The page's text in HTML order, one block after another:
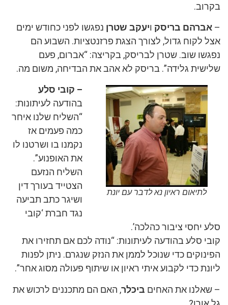
בקרוב.
– אברהם בריסק ויעקב שטרן נפגשו לפני כחודש ימים
אצל לקוח גדול, לצורך הצגת פרזנטציות. השבוע הם
נפגשו שוב. שטרן לבריסק, בקריצה: “אברום, פעם
שלישית גלידה”. בריסק לא אהב את הבדיחה, משום מה.
לתיאום ראיון נא לדבר עם יונת
– קובי סלע
בהודעה לעיתונות:
“השליח שלנו איחר
כמה פעמים אז
נקמנו בו ושרטנו לו
את האופנוע”.
השליח הנזעם
הצטייד בעורך דין
ושיגר כתב תביעה
נגד חברת ‘קובי
סלע יחסי ציבור כהלכה’.
קובי סלע בהודעה לעיתונות: “נודה לכם אם תחזירו את
הפינוקים כדי שנוכל לממן את הנזק שנגרם. ניתן לפנות
ליונת כדי לקבוע איתי ראיון או שיתוף פעולה מסוג אחר”.
– שאלנו את האחים ביכלר, האם הם מתכננים לרכוש את